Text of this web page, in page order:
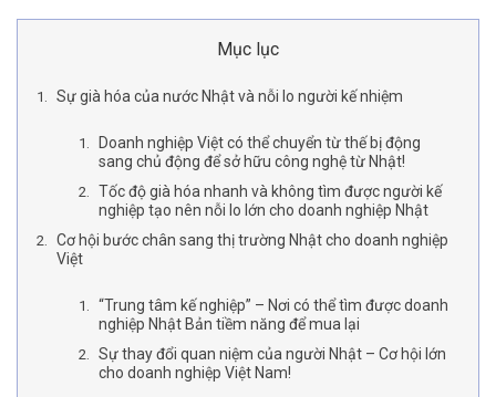
Mục lục
Sự già hóa của nước Nhật và nỗi lo người kế nhiệm
Doanh nghiệp Việt có thể chuyển từ thế bị động
sang chủ động để sở hữu công nghệ từ Nhật!
Tốc độ già hóa nhanh và không tìm được người kế
nghiệp tạo nên nỗi lo lớn cho doanh nghiệp Nhật
Cơ hội bước chân sang thị trường Nhật cho doanh nghiệp
Việt
“Trung tâm kế nghiệp” – Nơi có thể tìm được doanh
nghiệp Nhật Bản tiềm năng để mua lại
Sự thay đổi quan niệm của người Nhật – Cơ hội lớn
cho doanh nghiệp Việt Nam!